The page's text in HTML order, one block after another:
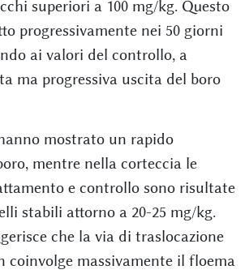
superiori a 100 mg/kg. Questo
progressivamente nei 50 giorni
ai valori del controllo, a
ma progressiva uscita del boro
mostrato un rapido
mentre nella corteccia le
e controllo sono risultate
stabili attorno a 20-25 mg/kg.
che la via di traslocazione
coinvolge massivamente il floema